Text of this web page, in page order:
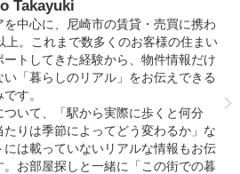
Takayuki
を中心に、尼崎市の賃貸・売買に携わ
上。これまで数多くのお客様の住まい
ートしてきた経験から、物件情報だけ
い「暮らしのリアル」をお伝えできる
す。
ついて、「駅から実際に歩くと何分
たりは季節によってどう変わるか」な
には載っていないリアルな情報もお伝
。お部屋探しと一緒に「この街での暮